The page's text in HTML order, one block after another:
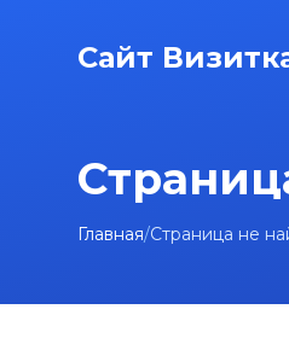
Сайт
Главная/Страница не